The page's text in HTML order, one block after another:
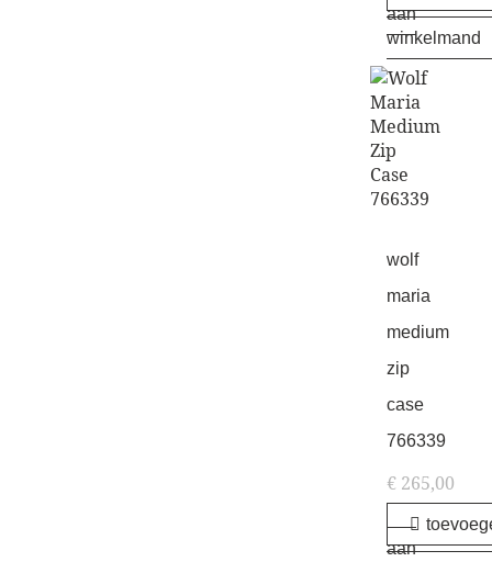
aan
winkelmand
wolf
maria
medium
zip
case
766339
€265,00
aan